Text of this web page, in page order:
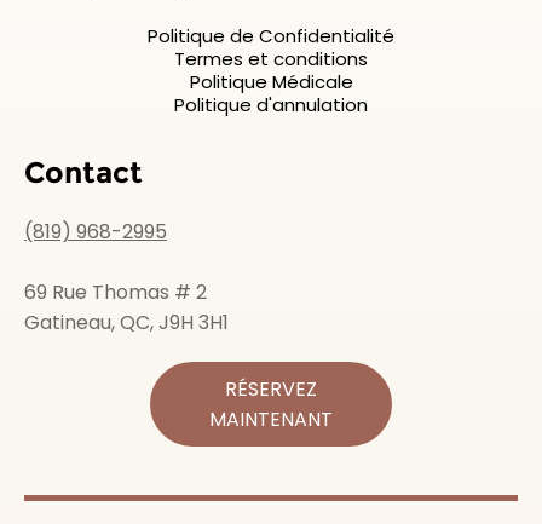
Contact
(819) 968-2995
69 Rue Thomas # 2
Gatineau, QC, J9H 3H1
RÉSERVEZ
MAINTENANT
Politique de Confidentialité
Termes et conditions
Politique Médicale
Politique d'annulation